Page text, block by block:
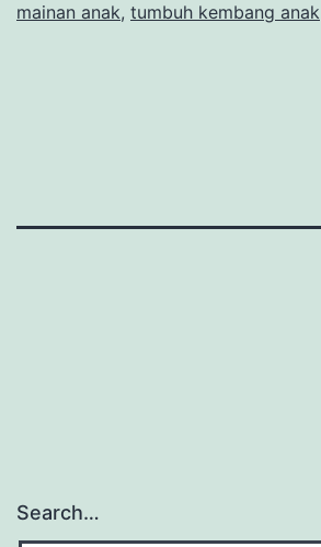
mainan anak, tumbuh kembang anak
Search…